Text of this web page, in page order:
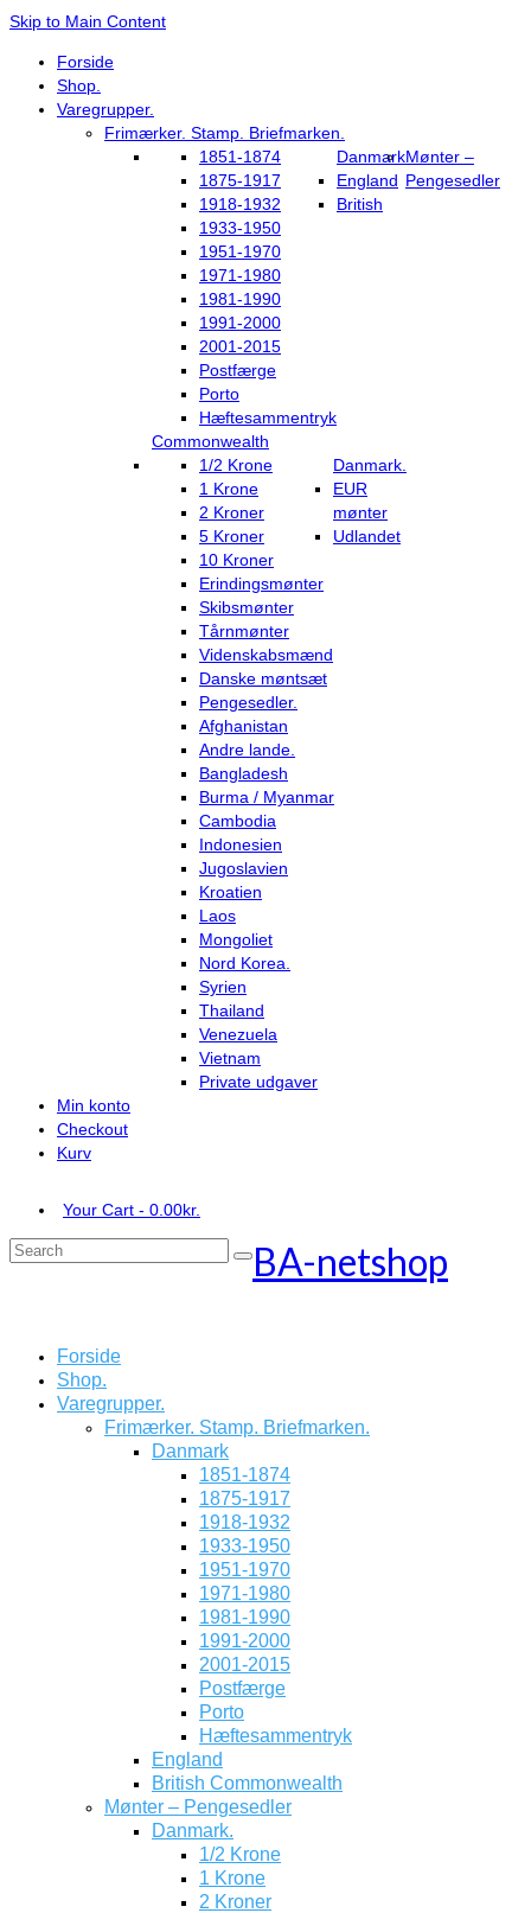
Skip to Main Content
Forside
Shop.
Varegrupper.
Frimærker. Stamp. Briefmarken.
Danmark
1851-1874
1875-1917
1918-1932
1933-1950
1951-1970
1971-1980
1981-1990
1991-2000
2001-2015
Postfærge
Porto
Hæftesammentryk
England
British
Commonwealth
Mønter –
Pengesedler
Danmark.
1/2 Krone
1 Krone
2 Kroner
5 Kroner
10 Kroner
Erindingsmønter
Skibsmønter
Tårnmønter
Videnskabsmænd
Danske møntsæt
Pengesedler.
EUR
mønter
Udlandet
Afghanistan
Andre lande.
Bangladesh
Burma / Myanmar
Cambodia
Indonesien
Jugoslavien
Kroatien
Laos
Mongoliet
Nord Korea.
Syrien
Thailand
Venezuela
Vietnam
Private udgaver
Min konto
Checkout
Kurv
Your Cart - 0.00kr.
Search
BA-netshop
Forside
Shop.
Varegrupper.
Frimærker. Stamp. Briefmarken.
Danmark
1851-1874
1875-1917
1918-1932
1933-1950
1951-1970
1971-1980
1981-1990
1991-2000
2001-2015
Postfærge
Porto
Hæftesammentryk
England
British Commonwealth
Mønter – Pengesedler
Danmark.
1/2 Krone
1 Krone
2 Kroner